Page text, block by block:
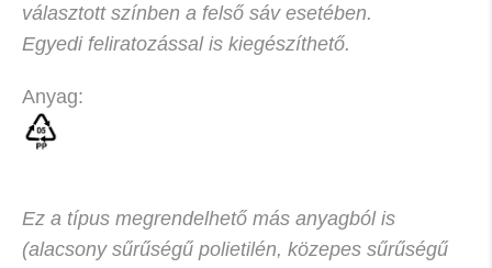
választott színben a felső sáv esetében.
Egyedi feliratozással is kiegészíthető.
Anyag:
Ez a típus megrendelhető más anyagból is
(alacsony sűrűségű polietilén, közepes sűrűségű